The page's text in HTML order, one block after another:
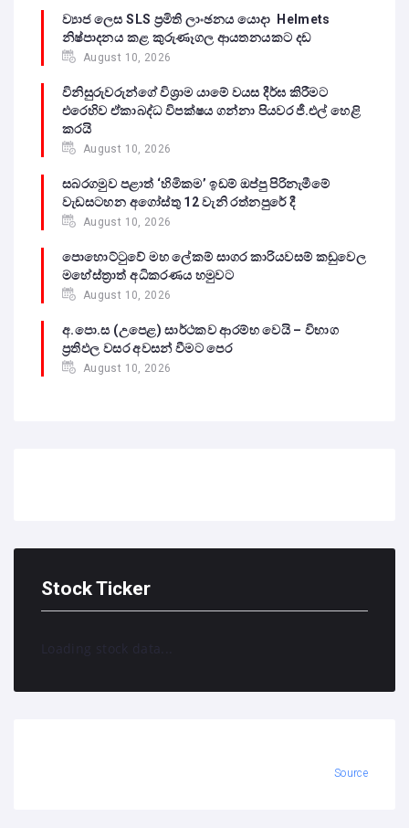
ව්‍යාජ ලෙස SLS ප්‍රමිති ලාංඡනය යොදා Helmets
නිෂ්පාදනය කළ කුරුණෑගල ආයතනයකට දඩ
August 10, 2026
විනිසුරුවරුන්ගේ විශ්‍රාම යාමේ වයස දීර්ඝ කිරීමට
එරෙහිව ඒකාබද්ධ විපක්ෂය ගන්නා පියවර ජී.එල් හෙළි
කරයි
August 10, 2026
සබරගමුව පළාත් ‘හිමිකම’ ඉඩම් ඔප්පු පිරිනැමීමේ
වැඩසටහන අගෝස්තු 12 වැනි රත්නපුරේ දී
August 10, 2026
පොහොට්ටුවේ මහ ලේකම් සාගර කාරියවසම් කඩුවෙල
මහේස්ත්‍රාත් අධිකරණය හමුවට
August 10, 2026
අ.පො.ස (උපෙළ) සාර්ථකව ආරම්භ වෙයි – විභාග
ප්‍රතිඵල වසර අවසන් වීමට පෙර
August 10, 2026
Stock Ticker
Loading stock data...
Source